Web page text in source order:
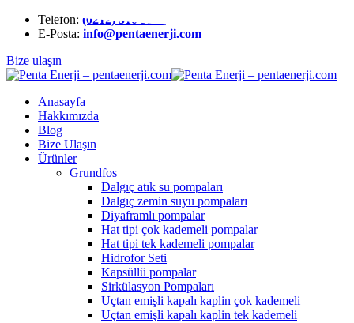
Telefon: (0212) 510 9991
E-Posta: info@pentaenerji.com
Bize ulaşın
Anasayfa
Hakkımızda
Blog
Bize Ulaşın
Ürünler
Grundfos
Dalgıç atık su pompaları
Dalgıç zemin suyu pompaları
Diyaframlı pompalar
Hat tipi çok kademeli pompalar
Hat tipi tek kademeli pompalar
Hidrofor Seti
Kapsüllü pompalar
Sirkülasyon Pompaları
Uçtan emişli kapalı kaplin çok kademeli
Uçtan emişli kapalı kaplin tek kademeli